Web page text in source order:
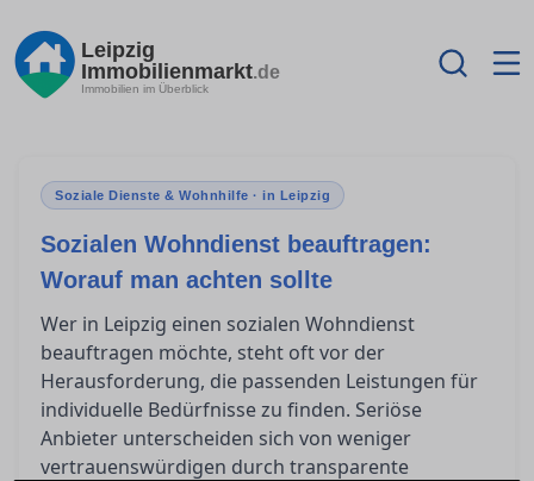
Leipzig
Immobilienmarkt.de
Immobilien im Überblick
Soziale Dienste & Wohnhilfe · in Leipzig
Sozialen Wohndienst beauftragen:
Worauf man achten sollte
Wer in Leipzig einen sozialen Wohndienst
beauftragen möchte, steht oft vor der
Herausforderung, die passenden Leistungen für
individuelle Bedürfnisse zu finden. Seriöse
Anbieter unterscheiden sich von weniger
vertrauenswürdigen durch transparente